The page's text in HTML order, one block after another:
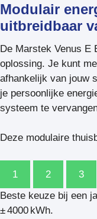
Modulair
uitbreidbaar
De Marstek Venus E
oplossing. Je kunt
afhankelijk van jouw
je persoonlijke
systeem te
Deze modulaire
1 2
3
Beste keuze bij een
± 4000 kWh.